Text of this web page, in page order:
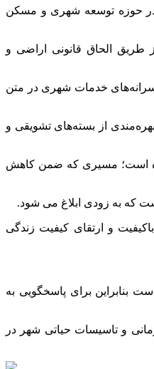
در حوزه توسعه شهری و مسکن
الحاق قانونی اراضی و
خدمات شهری در متن
از بسته‌های تشویقی و
شده است؛ مسیری که ضمن کاهش
که به زودی ابلاغ می شود.
و ارتقای کیفیت زندگی
برای پاسخگویی به
و تاسیسات حیاتی شهر در